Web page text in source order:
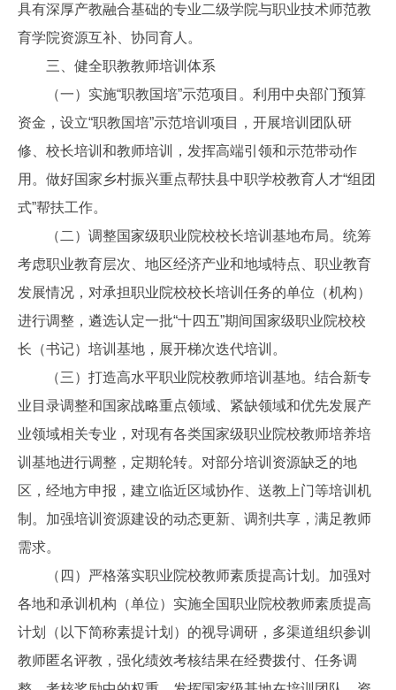
具有深厚产教融合基础的专业二级学院与职业技术师范教
育学院资源互补、协同育人。
三、健全职教教师培训体系
（一）实施“职教国培”示范项目。利用中央部门预算
资金，设立“职教国培”示范培训项目，开展培训团队研
修、校长培训和教师培训，发挥高端引领和示范带动作
用。做好国家乡村振兴重点帮扶县中职学校教育人才“组团
式”帮扶工作。
（二）调整国家级职业院校校长培训基地布局。统筹
考虑职业教育层次、地区经济产业和地域特点、职业教育
发展情况，对承担职业院校校长培训任务的单位（机构）
进行调整，遴选认定一批“十四五”期间国家级职业院校校
长（书记）培训基地，展开梯次迭代培训。
（三）打造高水平职业院校教师培训基地。结合新专
业目录调整和国家战略重点领域、紧缺领域和优先发展产
业领域相关专业，对现有各类国家级职业院校教师培养培
训基地进行调整，定期轮转。对部分培训资源缺乏的地
区，经地方申报，建立临近区域协作、送教上门等培训机
制。加强培训资源建设的动态更新、调剂共享，满足教师
需求。
（四）严格落实职业院校教师素质提高计划。加强对
各地和承训机构（单位）实施全国职业院校教师素质提高
计划（以下简称素提计划）的视导调研，多渠道组织参训
教师匿名评教，强化绩效考核结果在经费拨付、任务调